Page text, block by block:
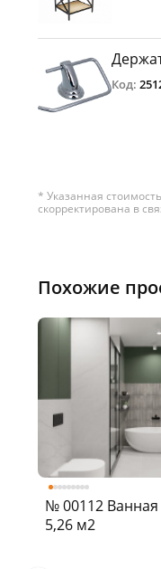
Код:
* Указанная
скорректирована в
Похожие
№ 00112 Ванная
5,26 м2